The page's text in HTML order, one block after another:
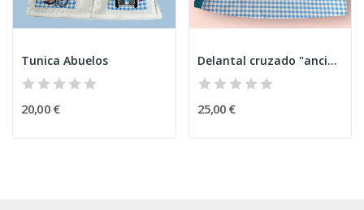
Tunica Abuelos
20,00 €
Delantal cruzado "ancianos" A
25,00 €